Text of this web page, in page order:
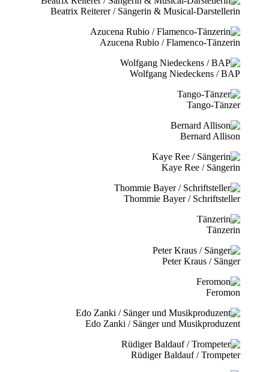
Beatrix Reiterer / Sängerin & Musical-Darstellerin
Azucena Rubio / Flamenco-Tänzerin
Wolfgang Niedeckens / BAP
Tango-Tänzer
Bernard Allison
Kaye Ree / Sängerin
Thommie Bayer / Schriftsteller
Tänzerin
Peter Kraus / Sänger
Feromon
Edo Zanki / Sänger und Musikproduzent
Rüdiger Baldauf / Trompeter